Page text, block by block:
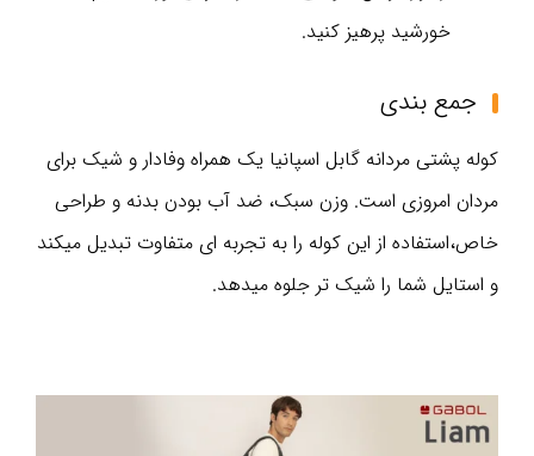
خورشید پرهیز کنید.
جمع‌ بندی
کوله‌ پشتی مردانه گابل اسپانیا یک همراه وفادار و شیک برای
مردان امروزی است. وزن سبک، ضد آب بودن بدنه و طراحی
خاص،استفاده از این کوله را به تجربه‌ ای متفاوت تبدیل میکند
و استایل شما را شیک تر جلوه میدهد.